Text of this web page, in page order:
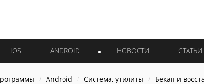
IOS ANDROID НОВОСТИ
Android Система, утилиты Бекап и